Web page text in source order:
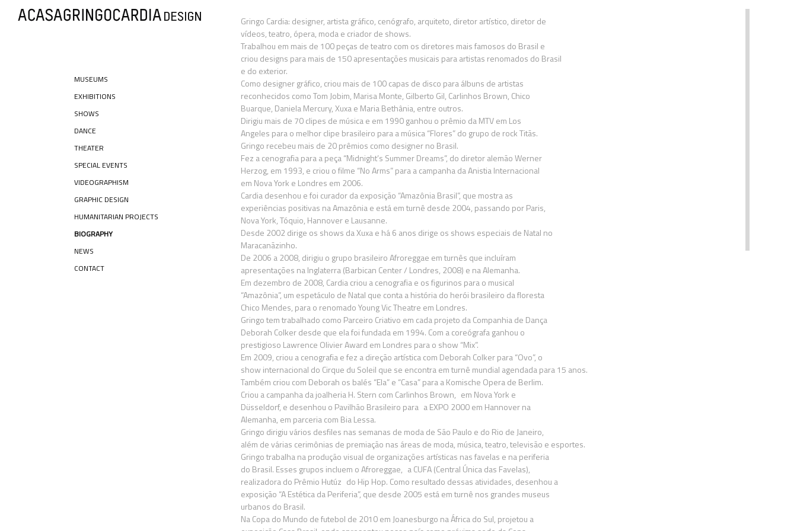
MUSEUMS
EXHIBITIONS
SHOWS
DANCE
THEATER
SPECIAL EVENTS
VIDEOGRAPHISM
GRAPHIC DESIGN
HUMANITARIAN PROJECTS
BIOGRAPHY
NEWS
CONTACT
Gringo Cardia: designer, artista gráfico, cenógrafo, arquiteto, diretor artístico, diretor de
vídeos, teatro, ópera, moda e criador de shows.
Trabalhou em mais de 100 peças de teatro com os diretores mais famosos do Brasil e
criou designs para mais de 150 apresentações musicais para artistas renomados do Brasil
e do exterior.
Como designer gráfico, criou mais de 100 capas de disco para álbuns de artistas
reconhecidos como Tom Jobim, Marisa Monte, Gilberto Gil, Carlinhos Brown, Chico
Buarque, Daniela Mercury, Xuxa e Maria Bethânia, entre outros.
Dirigiu mais de 70 clipes de música e em 1990 ganhou o prêmio da MTV em Los
Angeles para o melhor clipe brasileiro para a música “Flores” do grupo de rock Titãs.
Gringo recebeu mais de 20 prêmios como designer no Brasil.
Fez a cenografia para a peça “Midnight’s Summer Dreams”, do diretor alemão Werner
Herzog, em 1993, e criou o filme “No Arms” para a campanha da Anistia Internacional
em Nova York e Londres em 2006.
Cardia desenhou e foi curador da exposição “Amazônia Brasil”, que mostra as
experiências positivas na Amazônia e está em turnê desde 2004, passando por Paris,
Nova York, Tóquio, Hannover e Lausanne.
Desde 2002 dirige os shows da Xuxa e há 6 anos dirige os shows especiais de Natal no
Maracanãzinho.
De 2006 a 2008, dirigiu o grupo brasileiro Afroreggae em turnês que incluíram
apresentações na Inglaterra (Barbican Center / Londres, 2008) e na Alemanha.
Em dezembro de 2008, Cardia criou a cenografia e os figurinos para o musical
“Amazônia”, um espetáculo de Natal que conta a história do herói brasileiro da floresta
Chico Mendes, para o renomado Young Vic Theatre em Londres.
Gringo tem trabalhado como Parceiro Criativo em cada projeto da Companhia de Dança
Deborah Colker desde que ela foi fundada em 1994. Com a coreógrafa ganhou o
prestigioso Lawrence Olivier Award em Londres para o show “Mix”.
Em 2009, criou a cenografia e fez a direção artística com Deborah Colker para “Ovo”, o
show internacional do Cirque du Soleil que se encontra em turnê mundial agendada para 15 anos.
Também criou com Deborah os balés “Ela” e “Casa” para a Komische Opera de Berlim.
Criou a campanha da joalheria H. Stern com Carlinhos Brown, em Nova York e
Düsseldorf, e desenhou o Pavilhão Brasileiro para a EXPO 2000 em Hannover na
Alemanha, em parceria com Bia Lessa.
Gringo dirigiu vários desfiles nas semanas de moda de São Paulo e do Rio de Janeiro,
além de várias cerimônias de premiação nas áreas de moda, música, teatro, televisão e esportes.
Gringo trabalha na produção visual de organizações artísticas nas favelas e na periferia
do Brasil. Esses grupos incluem o Afroreggae, a CUFA (Central Única das Favelas),
realizadora do Prêmio Hutúz do Hip Hop. Como resultado dessas atividades, desenhou a
exposição “A Estética da Periferia”, que desde 2005 está em turnê nos grandes museus
urbanos do Brasil.
Na Copa do Mundo de futebol de 2010 em Joanesburgo na África do Sul, projetou a